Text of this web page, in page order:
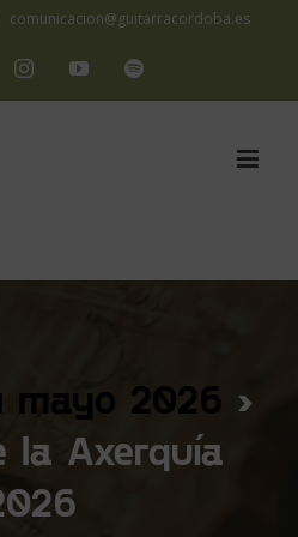
comunicacion@guitarracordoba.es
InstagramYouTubeSpotify
mayo 2026 ›
la Axerquía